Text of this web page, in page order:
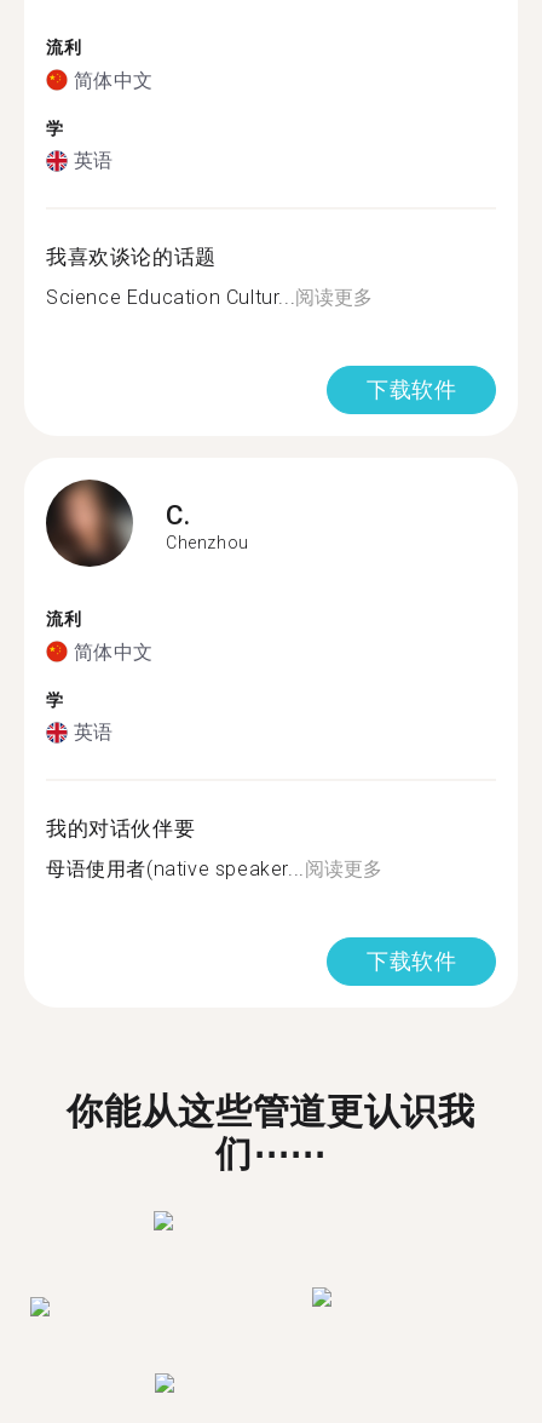
流利
简体中文
学
英语
我喜欢谈论的话题
Science Education Cultur...阅读更多
下载软件
C.
Chenzhou
流利
简体中文
学
英语
我的对话伙伴要
母语使用者(native speaker...阅读更多
下载软件
你能从这些管道更认识我
们⋯⋯